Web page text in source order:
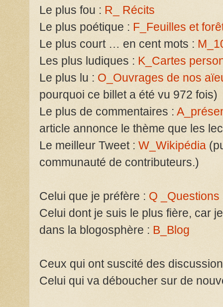
Le plus fou : R_ Récits
Le plus poétique : F_Feuilles et
Le plus court … en cent mots :
Les plus ludiques : K_Cartes
Le plus lu : O_Ouvrages de nos
pourquoi ce billet a été vu 972 fois)
Le plus de commentaires :
article annonce le thème que les
Le meilleur Tweet : W_Wikipédia
communauté de contributeurs.)
Celui que je préfère : Q _Questions
Celui dont je suis le plus fière, car
dans la blogosphère : B_Blog
Ceux qui ont suscité des
Celui qui va déboucher sur de